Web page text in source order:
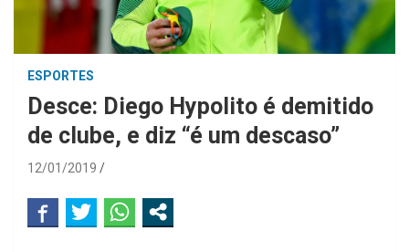
ESPORTES
Desce: Diego Hypolito é demitido
de clube, e diz “é um descaso”
12/01/2019